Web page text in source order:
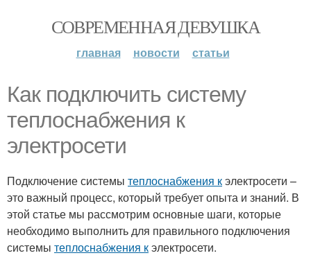
СОВРЕМЕННАЯ ДЕВУШКА
главная новости статьи
Как подключить систему
теплоснабжения к
электросети
Подключение системы теплоснабжения кэлектросети –
это важный процесс, который требует опыта и знаний. В
этой статье мы рассмотрим основные шаги, которые
необходимо выполнить для правильного подключения
системы теплоснабжения кэлектросети.